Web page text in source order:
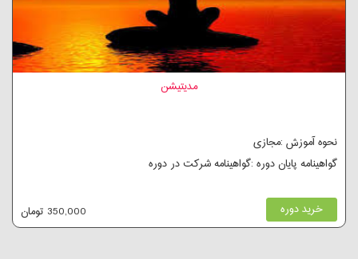
مدیتیشن
نحوه آموزش :مجازی
گواهینامه پایان دوره :گواهینامه شرکت در دوره
خرید دوره 350,000 تومان